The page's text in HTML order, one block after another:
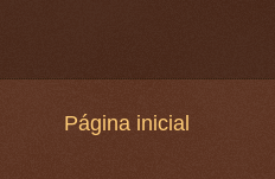
Página inicial